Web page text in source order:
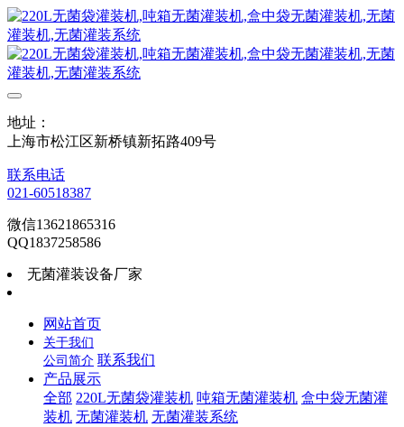
地址：
上海市松江区新桥镇新拓路409号
联系电话
021-60518387
微信13621865316
QQ1837258586
无菌灌装设备厂家
网站首页
关于我们
公司简介 联系我们
产品展示
全部 220L无菌袋灌装机 吨箱无菌灌装机 盒中袋无菌灌
装机 无菌灌装机 无菌灌装系统